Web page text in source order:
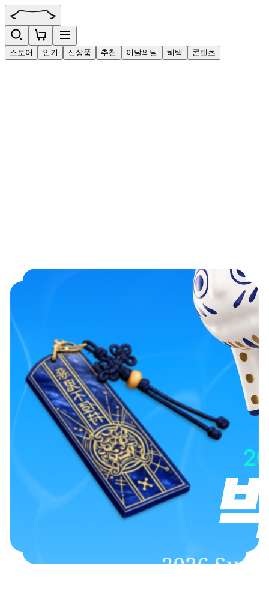
스토어 인기 신상품 추천 이달의딜 혜택 콘텐츠